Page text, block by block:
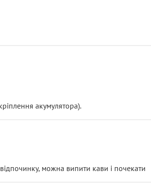
акумулятора).
можна випити кави і почекати